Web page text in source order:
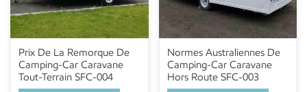
Prix De La Remorque De
Camping-Car Caravane
Tout-Terrain SFC-004
Normes Australiennes De
Camping-Car Caravane
Hors Route SFC-003